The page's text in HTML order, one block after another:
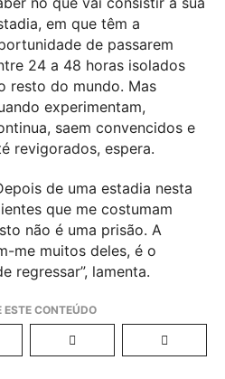
em que têm a
de passarem
24 a 48 horas isolados
resto do mundo. Mas
experimentam,
saem convencidos e
revigorados, espera.
de uma estadia nesta
que me costumam
não é uma prisão. A
me muitos deles, é o
regressar”, lamenta.